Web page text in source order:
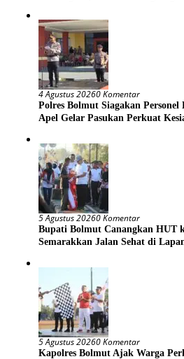
4 Agustus 20260 Komentar
Polres Bolmut Siagakan
Apel Gelar Pasukan Perkuat
5 Agustus 20260 Komentar
Bupati Bolmut Canangkan HUT
Semarakkan Jalan Sehat di
5 Agustus 20260 Komentar
Kapolres Bolmut Ajak Warga